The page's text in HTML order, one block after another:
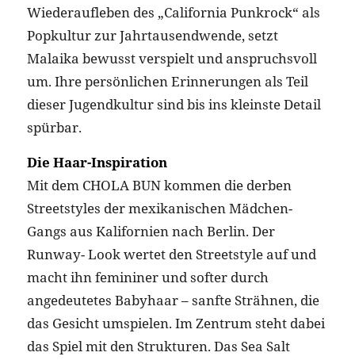
Wiederaufleben des „California Punkrock“ als
Popkultur zur Jahrtausendwende, setzt
Malaika bewusst verspielt und anspruchsvoll
um. Ihre persönlichen Erinnerungen als Teil
dieser Jugendkultur sind bis ins kleinste Detail
spürbar.
Die Haar-Inspiration
Mit dem CHOLA BUN kommen die derben
Streetstyles der mexikanischen Mädchen-
Gangs aus Kalifornien nach Berlin. Der
Runway- Look wertet den Streetstyle auf und
macht ihn femininer und softer durch
angedeutetes Babyhaar – sanfte Strähnen, die
das Gesicht umspielen. Im Zentrum steht dabei
das Spiel mit den Strukturen. Das Sea Salt